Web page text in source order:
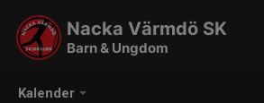
Kalender
Nacka Värmdö SK
Barn & Ungdom